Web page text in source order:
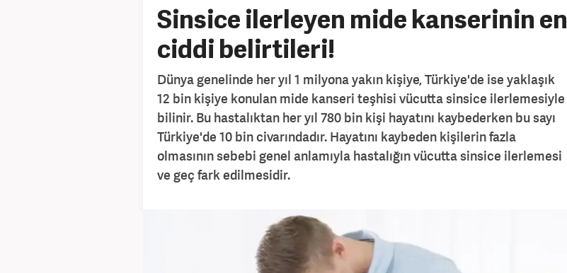
Sinsice ilerleyen mide kanserinin en
ciddi belirtileri!
Dünya genelinde her yıl 1 milyona yakın kişiye, Türkiye'de ise yaklaşık
12 bin kişiye konulan mide kanseri teşhisi vücutta sinsice ilerlemesiyle
bilinir. Bu hastalıktan her yıl 780 bin kişi hayatını kaybederken bu sayı
Türkiye'de 10 bin civarındadır. Hayatını kaybeden kişilerin fazla
olmasının sebebi genel anlamıyla hastalığın vücutta sinsice ilerlemesi
ve geç fark edilmesidir.